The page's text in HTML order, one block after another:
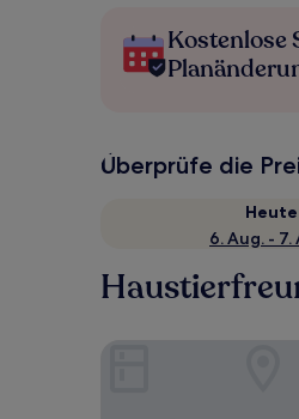
Kostenlose
Überprüfe die
Heute
6. Aug. - 7.